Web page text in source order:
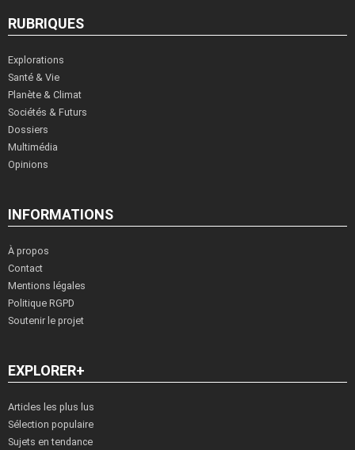
RUBRIQUES
Explorations
Santé & Vie
Planète & Climat
Sociétés & Futurs
Dossiers
Multimédia
Opinions
INFORMATIONS
À propos
Contact
Mentions légales
Politique RGPD
Soutenir le projet
EXPLORER+
Articles les plus lus
Sélection populaire
Sujets en tendance